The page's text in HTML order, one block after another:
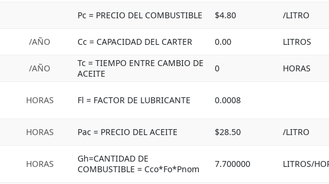
Pc = PRECIO DEL COMBUSTIBLE $4.80
/LITRO
/AÑO Cc = CAPACIDAD DEL CARTER 0.00
LITROS
/AÑO
Tc = TIEMPO ENTRE CAMBIO DE
ACEITE
0
HORAS
HORAS Fl = FACTOR DE LUBRICANTE 0.0008
HORAS Pac = PRECIO DEL ACEITE $28.50
/LITRO
HORAS
Gh=CANTIDAD DE
COMBUSTIBLE = Cco*Fo*Pnom
7.700000 LITROS/